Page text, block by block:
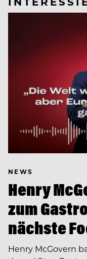
NEWS
Henry
zum
nächste
Henry McGovern